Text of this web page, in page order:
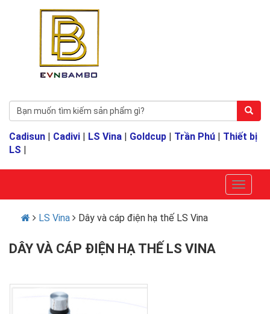
Cadisun | Cadivi | LS Vina | Goldcup | Trần Phú | Thiết bị
LS |
LS Vina Dây và cáp điện hạ thế LS Vina
DÂY VÀ CÁP ĐIỆN HẠ THẾ LS VINA